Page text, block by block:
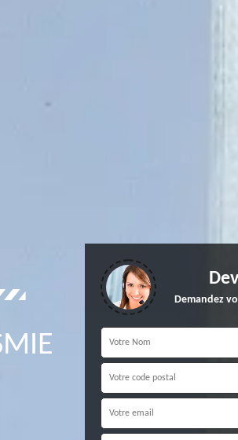
Demandez